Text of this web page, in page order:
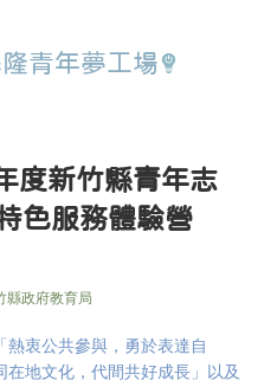
青年夢工場
度新竹縣青年志
色服務體驗營
縣政府教育局
熱衷公共參與，勇於表達自
在地文化，代間共好成長」以及